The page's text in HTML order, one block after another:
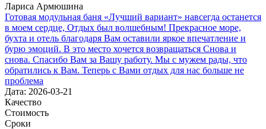
Лариса Армюшина
Готовая модульная баня «Лучший вариант» навсегда останется
в моем сердце, Отдых был волшебным! Прекрасное море,
бухта и отель благодаря Вам оставили яркое впечатление и
бурю эмоций. В это место хочется возвращаться Снова и
снова. Спасибо Вам за Вашу работу. Мы с мужем рады, что
обратились к Вам. Теперь с Вами отдых для нас больше не
проблема
Дата: 2026-03-21
Качество
Стоимость
Сроки